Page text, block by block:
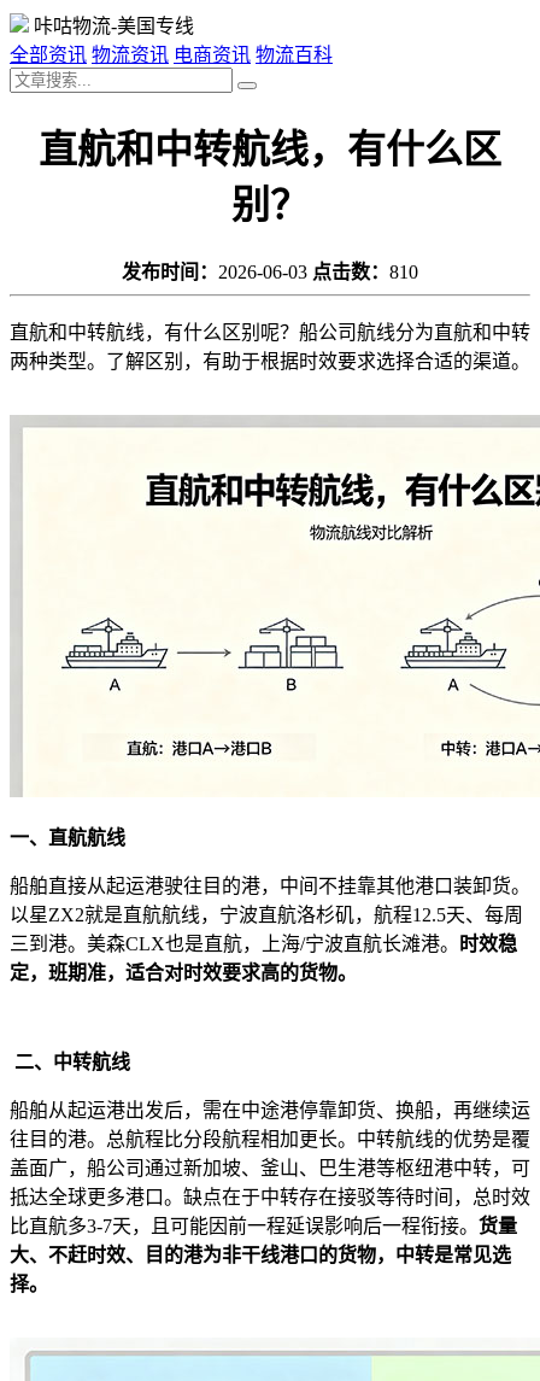
咔咕物流-美国专线
全部资讯 物流资讯 电商资讯 物流百科
直航和中转航线，有什么区
别？
发布时间： 2026-06-03 点击数： 810
直航和中转航线，有什么区别呢？船公司航线分为直航和中转
两种类型。了解区别，有助于根据时效要求选择合适的渠道。
一、直航航线
船舶直接从起运港驶往目的港，中间不挂靠其他港口装卸货。
以星ZX2就是直航航线，宁波直航洛杉矶，航程12.5天、每周
三到港。美森CLX也是直航，上海/宁波直航长滩港。
时效稳
定，班期准，适合对时效要求高的货物。
二、中转航线
船舶从起运港出发后，需在中途港停靠卸货、换船，再继续运
往目的港。总航程比分段航程相加更长。中转航线的优势是覆
盖面广，船公司通过新加坡、釜山、巴生港等枢纽港中转，可
抵达全球更多港口。缺点在于中转存在接驳等待时间，总时效
比直航多3-7天，且可能因前一程延误影响后一程衔接。 货量
大、不赶时效、目的港为非干线港口的货物，中转是常见选
择。